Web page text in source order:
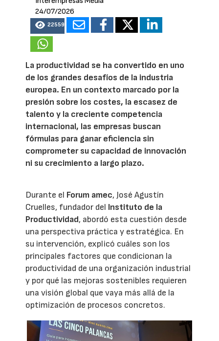
24/07/2026
22559
La productividad se ha convertido en uno
de los grandes desafíos de la industria
europea. En un contexto marcado por la
presión sobre los costes, la escasez de
talento y la creciente competencia
internacional, las empresas buscan
fórmulas para ganar eficiencia sin
comprometer su capacidad de innovación
ni su crecimiento a largo plazo.
Durante el Forum amec, José Agustín
Cruelles, fundador del Instituto de la
Productividad, abordó esta cuestión desde
una perspectiva práctica y estratégica. En
su intervención, explicó cuáles son los
principales factores que condicionan la
productividad de una organización industrial
y por qué las mejoras sostenibles requieren
una visión global que vaya más allá de la
optimización de procesos concretos.